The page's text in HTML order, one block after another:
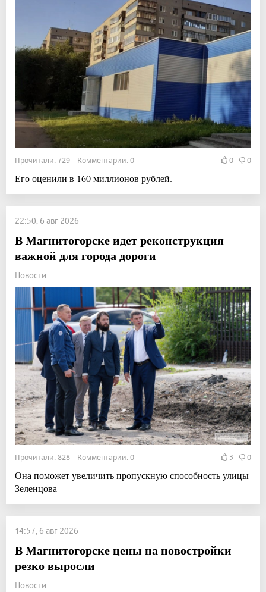
Прочитали: 729 Комментарии: 0 0 0
Его оценили в 160 миллионов рублей.
22:50, 6 авг 2026
В Магнитогорске идет реконструкция
важной для города дороги
Новости
Прочитали: 828 Комментарии: 0 3 0
Она поможет увеличить пропускную способность улицы
Зеленцова
14:57, 6 авг 2026
В Магнитогорске цены на новостройки
резко выросли
Новости